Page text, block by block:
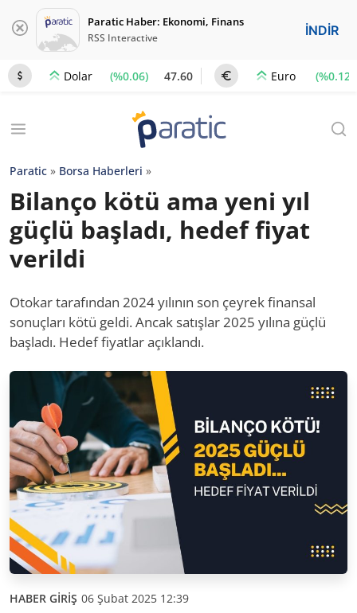
Paratic Haber: Ekonomi, Finans
RSS Interactive İNDİR
Dolar (%0.06) 47.60 Euro (%0.12)
Paratic » Borsa Haberleri »
Bilanço kötü ama yeni yıl
güçlü başladı, hedef fiyat
verildi
Otokar tarafından 2024 yılının son çeyrek finansal
sonuçları kötü geldi. Ancak satışlar 2025 yılına güçlü
başladı. Hedef fiyatlar açıklandı.
HABER GİRİŞ 06 Şubat 2025 12:39